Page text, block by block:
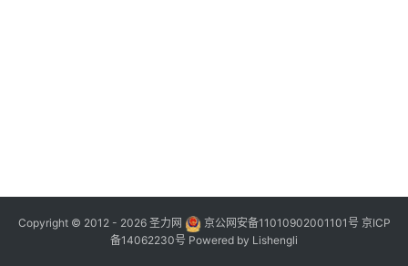
Copyright © 2012 - 2026 圣力网 京公网安备11010902001101号 京ICP
备14062230号 Powered by Lishengli